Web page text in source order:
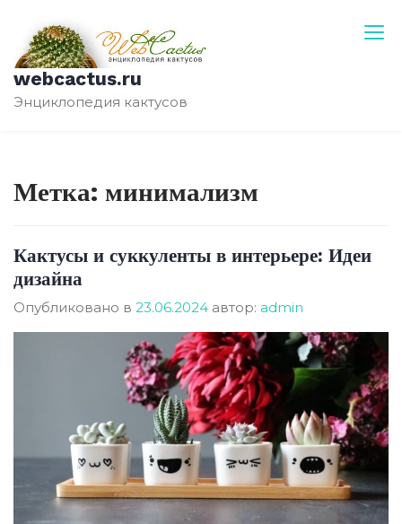
содержимому
webcactus.ru
Энциклопедия кактусов
Метка: минимализм
Кактусы и суккуленты в интерьере: Идеи
дизайна
Опубликовано в 23.06.2024 автор: admin